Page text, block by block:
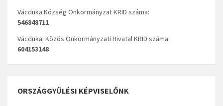
Vácduka Község Önkormányzat KRID száma:
546848711
Vácdukai Közös Önkormányzati Hivatal KRID száma:
604153148
ORSZÁGGYŰLÉSI KÉPVISELŐNK